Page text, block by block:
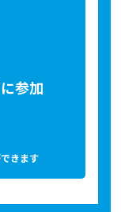
参加
きます